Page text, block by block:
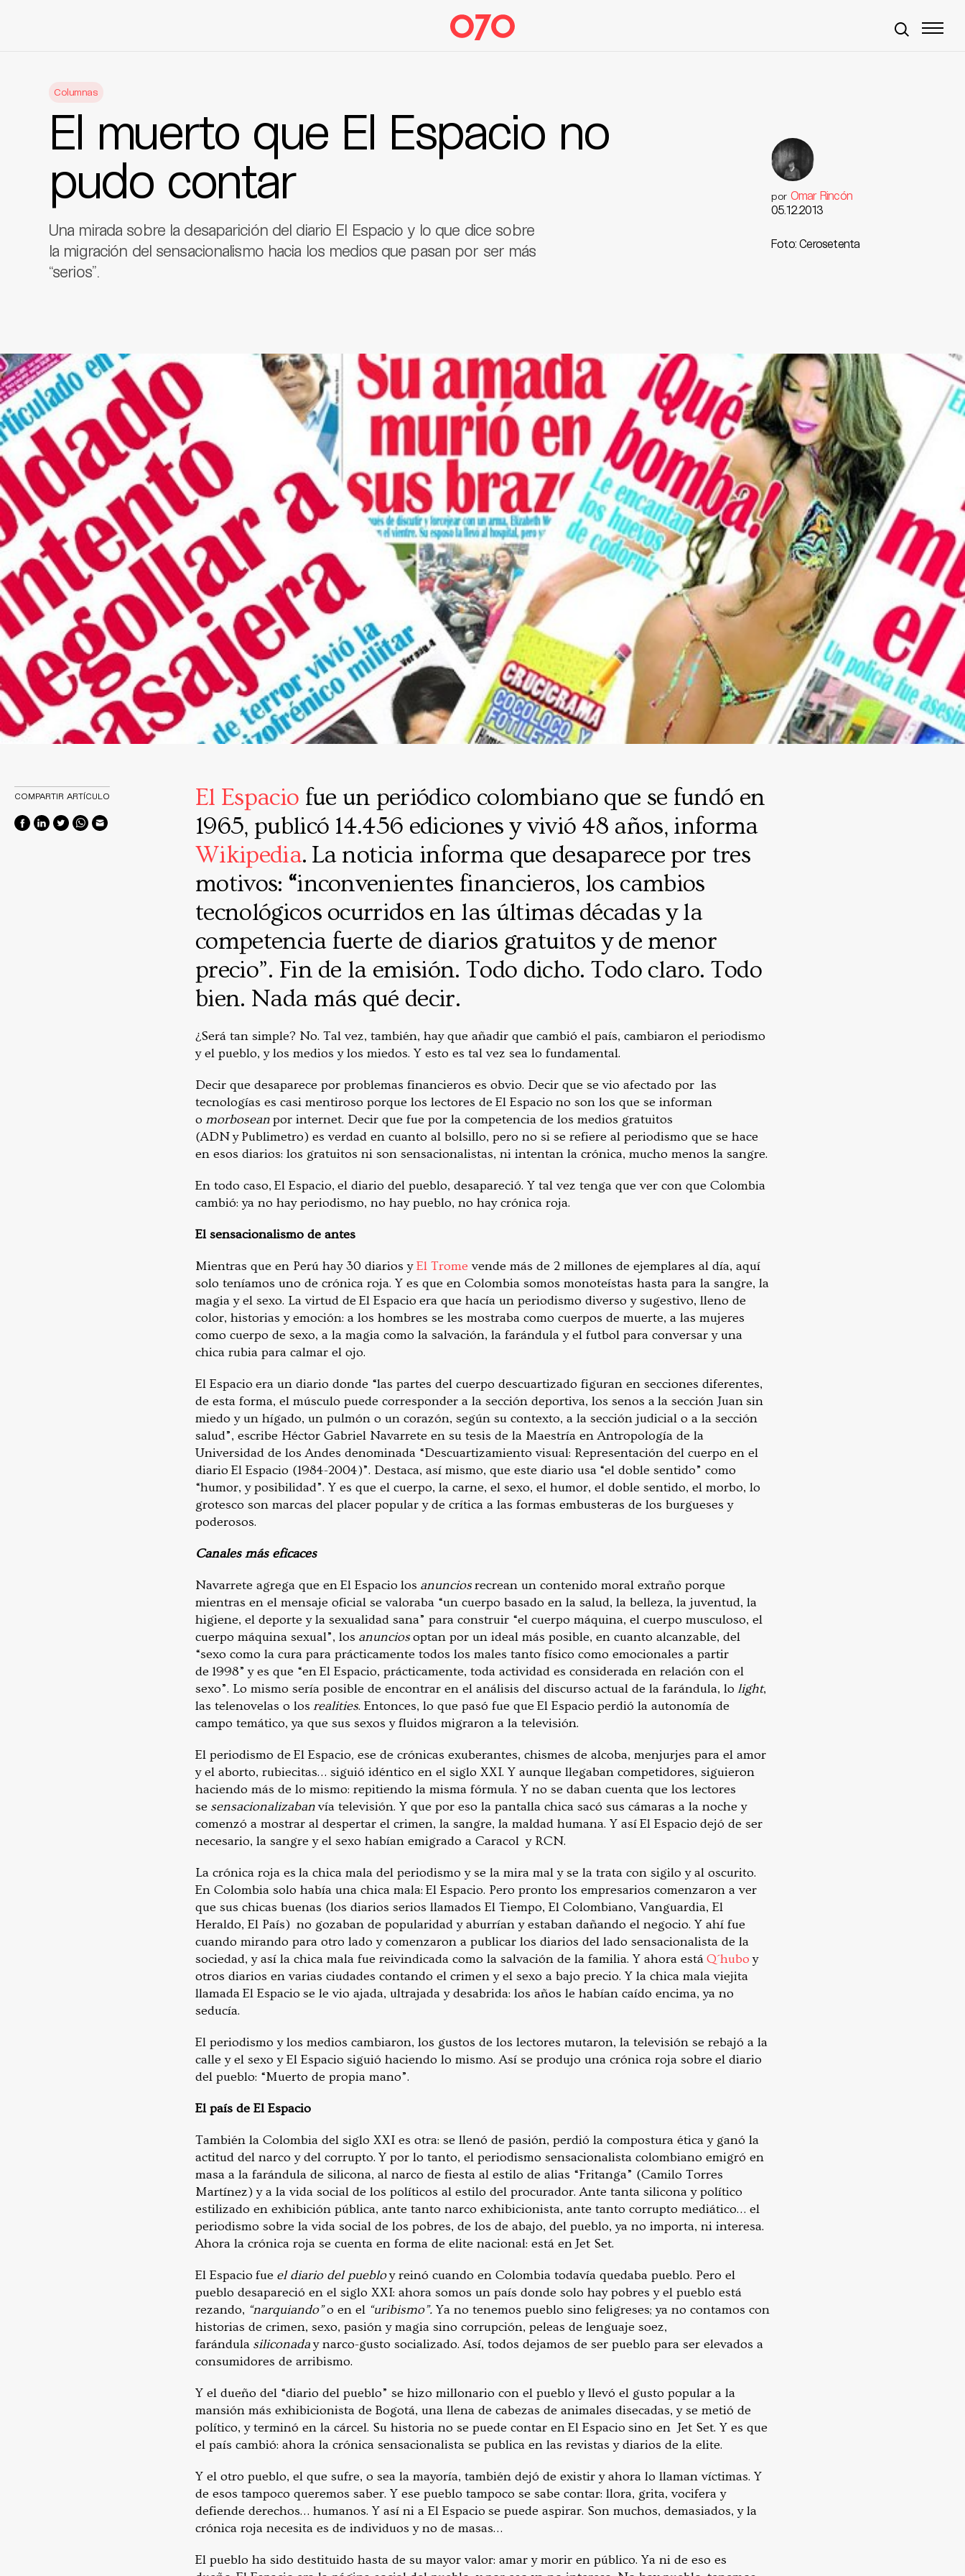
Columnas
El muerto que El Espacio no
pudo contar
Una mirada sobre la desaparición del diario El Espacio y lo que dice sobre
la migración del sensacionalismo hacia los medios que pasan por ser más
“serios”.
por Omar Rincón
05.12.2013
Foto: Cerosetenta
El Espacio fue un periódico colombiano que se fundó en
1965, publicó 14.456 ediciones y vivió 48 años, informa
Wikipedia. La noticia informa que desaparece por tres
motivos: “inconvenientes financieros, los cambios
tecnológicos ocurridos en las últimas décadas y la
competencia fuerte de diarios gratuitos y de menor
precio”. Fin de la emisión. Todo dicho. Todo claro. Todo
bien. Nada más qué decir.
¿Será tan simple? No. Tal vez, también, hay que añadir que cambió el país, cambiaron el periodismo
y el pueblo, y los medios y los miedos. Y esto es tal vez sea lo fundamental.
Decir que desaparece por problemas financieros es obvio. Decir que se vio afectado por las
tecnologías es casi mentiroso porque los lectores de El Espacio no son los que se informan
o morboseanpor internet. Decir que fue por la competencia de los medios gratuitos
(ADN y Publimetro) es verdad en cuanto al bolsillo, pero no si se refiere al periodismo que se hace
en esos diarios: los gratuitos ni son sensacionalistas, ni intentan la crónica, mucho menos la sangre.
En todo caso, El Espacio, el diario del pueblo, desapareció. Y tal vez tenga que ver con que Colombia
cambió: ya no hay periodismo, no hay pueblo, no hay crónica roja.
El sensacionalismo de antes
Mientras que en Perú hay 30 diarios yEl Trome vende más de 2 millones de ejemplares al día, aquí
solo teníamos uno de crónica roja. Y es que en Colombia somos monoteístas hasta para la sangre, la
magia y el sexo. La virtud de El Espacio era que hacía un periodismo diverso y sugestivo, lleno de
color, historias y emoción: a los hombres se les mostraba como cuerpos de muerte, a las mujeres
como cuerpo de sexo, a la magia como la salvación, la farándula y el futbol para conversar y una
chica rubia para calmar el ojo.
El Espacio era un diario donde “las partes del cuerpo descuartizado figuran en secciones diferentes,
de esta forma, el músculo puede corresponder a la sección deportiva, los senos a la sección Juan sin
miedo y un hígado, un pulmón o un corazón, según su contexto, a la sección judicial o a la sección
salud”, escribe Héctor Gabriel Navarrete en su tesis de la Maestría en Antropología de la
Universidad de los Andes denominada “Descuartizamiento visual: Representación del cuerpo en el
diario El Espacio (1984-2004)”. Destaca, así mismo, que este diario usa “el doble sentido” como
“humor, y posibilidad”. Y es que el cuerpo, la carne, el sexo, el humor, el doble sentido, el morbo, lo
grotesco son marcas del placer popular y de crítica a las formas embusteras de los burgueses y
poderosos.
Canales más eficaces
Navarrete agrega que en El Espacio los anunciosrecrean un contenido moral extraño porque
mientras en el mensaje oficial se valoraba “un cuerpo basado en la salud, la belleza, la juventud, la
higiene, el deporte y la sexualidad sana” para construir “el cuerpo máquina, el cuerpo musculoso, el
cuerpo máquina sexual”, los anunciosoptan por un ideal más posible, en cuanto alcanzable, del
“sexo como la cura para prácticamente todos los males tanto físico como emocionales a partir
de 1998” y es que “en El Espacio, prácticamente, toda actividad es considerada en relación con el
sexo”. Lo mismo sería posible de encontrar en el análisis del discurso actual de la farándula, lo light,
las telenovelas o los realities. Entonces, lo que pasó fue que El Espacio perdió la autonomía de
campo temático, ya que sus sexos y fluidos migraron a la televisión.
El periodismo de El Espacio, ese de crónicas exuberantes, chismes de alcoba, menjurjes para el amor
y el aborto, rubiecitas… siguió idéntico en el siglo XXI. Y aunque llegaban competidores, siguieron
haciendo más de lo mismo: repitiendo la misma fórmula. Y no se daban cuenta que los lectores
se sensacionalizabanvía televisión. Y que por eso la pantalla chica sacó sus cámaras a la noche y
comenzó a mostrar al despertar el crimen, la sangre, la maldad humana. Y así El Espacio dejó de ser
necesario, la sangre y el sexo habían emigrado a Caracol y RCN.
La crónica roja es la chica mala del periodismo y se la mira mal y se la trata con sigilo y al oscurito.
En Colombia solo había una chica mala: El Espacio. Pero pronto los empresarios comenzaron a ver
que sus chicas buenas (los diarios serios llamados El Tiempo, El Colombiano, Vanguardia, El
Heraldo, El País) no gozaban de popularidad y aburrían y estaban dañando el negocio. Y ahí fue
cuando mirando para otro lado y comenzaron a publicar los diarios del lado sensacionalista de la
sociedad, y así la chica mala fue reivindicada como la salvación de la familia. Y ahora estáQ´huboy
otros diarios en varias ciudades contando el crimen y el sexo a bajo precio. Y la chica mala viejita
llamada El Espacio se le vio ajada, ultrajada y desabrida: los años le habían caído encima, ya no
seducía.
El periodismo y los medios cambiaron, los gustos de los lectores mutaron, la televisión se rebajó a la
calle y el sexo y El Espacio siguió haciendo lo mismo. Así se produjo una crónica roja sobre el diario
del pueblo: “Muerto de propia mano”.
El país de El Espacio
También la Colombia del siglo XXI es otra: se llenó de pasión, perdió la compostura ética y ganó la
actitud del narco y del corrupto. Y por lo tanto, el periodismo sensacionalista colombiano emigró en
masa a la farándula de silicona, al narco de fiesta al estilo de alias “Fritanga” (Camilo Torres
Martínez) y a la vida social de los políticos al estilo del procurador. Ante tanta silicona y político
estilizado en exhibición pública, ante tanto narco exhibicionista, ante tanto corrupto mediático… el
periodismo sobre la vida social de los pobres, de los de abajo, del pueblo, ya no importa, ni interesa.
Ahora la crónica roja se cuenta en forma de elite nacional: está en Jet Set.
El Espacio fue el diario del puebloy reinó cuando en Colombia todavía quedaba pueblo. Pero el
pueblo desapareció en el siglo XXI: ahora somos un país donde solo hay pobres y el pueblo está
rezando, “narquiando”o en el “uribismo”. Ya no tenemos pueblo sino feligreses; ya no contamos con
historias de crimen, sexo, pasión y magia sino corrupción, peleas de lenguaje soez,
farándula siliconaday narco-gusto socializado. Así, todos dejamos de ser pueblo para ser elevados a
consumidores de arribismo.
Y el dueño del “diario del pueblo” se hizo millonario con el pueblo y llevó el gusto popular a la
mansión más exhibicionista de Bogotá, una llena de cabezas de animales disecadas, y se metió de
político, y terminó en la cárcel. Su historia no se puede contar en El Espacio sino en Jet Set. Y es que
el país cambió: ahora la crónica sensacionalista se publica en las revistas y diarios de la elite.
Y el otro pueblo, el que sufre, o sea la mayoría, también dejó de existir y ahora lo llaman víctimas. Y
de esos tampoco queremos saber. Y ese pueblo tampoco se sabe contar: llora, grita, vocifera y
defiende derechos… humanos. Y así ni a El Espacio se puede aspirar. Son muchos, demasiados, y la
crónica roja necesita es de individuos y no de masas…
El pueblo ha sido destituido hasta de su mayor valor: amar y morir en público. Ya ni de eso es
COMPARTIR ARTÍCULO